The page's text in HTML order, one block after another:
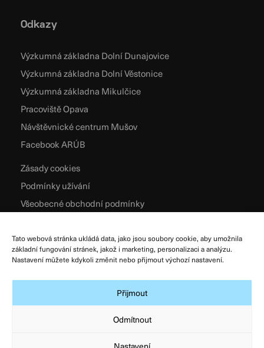
Tato webová stránka ukládá data, jako jsou soubory cookie, aby umožnila
základní fungování stránek, jakož i marketing, personalizaci a analýzu.
Nastavení můžete kdykoli změnit nebo přijmout výchozí nastavení.
Přijmout
Odmítnout
Odkazy
Výzkumná základna Dolní Dunajovice
Výzkumná základna Dolní Věstonice
Výzkumná základna Mikulčice
Pracoviště Opava
Návštěvnické centrum Mušov
Facebook ARÚB
Zásady cookies
Podmínky užívání
Všeobecné obchodní podmínky